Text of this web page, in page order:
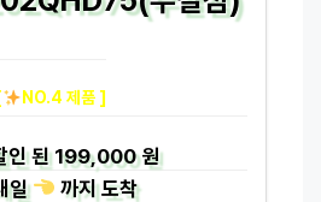
NO.4 제품 ]
인 된199,000 원
일
까지도착